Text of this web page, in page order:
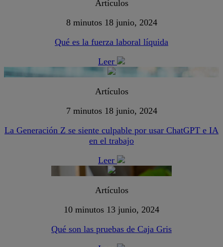
Artículos
8 minutos 18 junio, 2024
Qué es la fuerza laboral líquida
Leer
Artículos
7 minutos 18 junio, 2024
La Generación Z se siente culpable por usar ChatGPT e IA
en el trabajo
Leer
Artículos
10 minutos 13 junio, 2024
Qué son las pruebas de Caja Gris